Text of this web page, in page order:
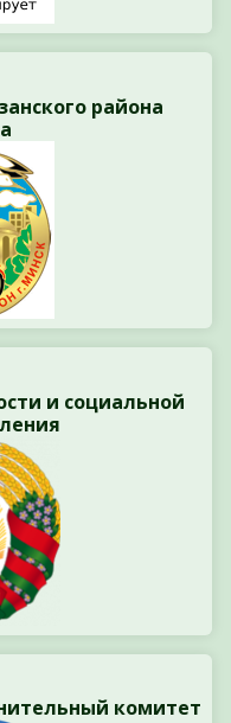
района
и социальной
комитет